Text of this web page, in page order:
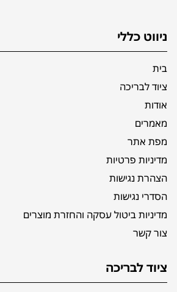
ניווט כללי
בית
ציוד לבריכה
אודות
מאמרים
מפת אתר
מדיניות פרטיות
הצהרת נגישות
הסדרי נגישות
מדיניות ביטול עסקה והחזרת מוצרים
צור קשר
ציוד לבריכה